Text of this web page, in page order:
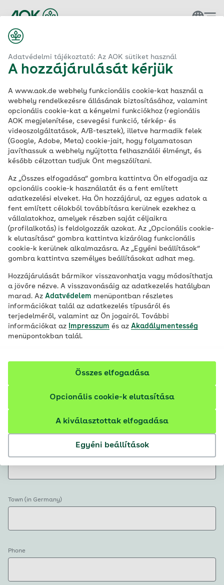
Adatvédelmi tájékoztató: Az AOK sütiket használ
A hozzájárulását kérjük
A www.aok.de webhely funkcionális cookie-kat használ a
webhely rendelkezésre állásának biztosításához, valamint
opcionális cookie-kat a kényelmi funkciókhoz (regionális
AOK megjelenítése, csevegési funkció, térkép- és
videoszolgáltatások, A/B-tesztek), illetve harmadik felek
(Google, Adobe, Meta) cookie-jait, hogy folyamatosan
javíthassuk a webhely nyújtotta felhasználói élményt, és
később célzottan tudjuk Önt megszólítani.
Az „Összes elfogadása” gombra kattintva Ön elfogadja az
opcionális cookie-k használatát és a fent említett
adatkezelési elveket. Ha Ön hozzájárul, az egyes adatok a
fent említett célokból továbbításra kerülnek ezekhez a
vállalatokhoz, amelyek részben saját céljaikra
(profilalkotás) is feldolgozzák azokat. Az „Opcionális cookie-
k elutasítása” gombra kattintva kizárólag funkcionális
cookie-k kerülnek alkalmazásra. Az „Egyéni beállítások”
gombra kattintva személyes beállításokat adhat meg.
Hozzájárulását bármikor visszavonhatja vagy módosíthatja
a jövőre nézve. A visszavonásáig az adatkezelés hatályban
marad. Az Adatvédelem menüpontban részletes
információkat talál az adatkezelés típusáról és
terjedelméről, valamint az Ön jogairól. További
információkat az
Impresszum és az Akadálymentesség
menüpontokban talál.
Egyéni beállítások
A kiválasztottak elfogadása
Opcionális cookie-k elutasítása
Összes elfogadása
Vissza a kezdőlapra
My details
Address form
First Name
Surname
Age
I plan in Germany …
Postal code of the planned place of residence in Germany
Town (in Germany)
Phone